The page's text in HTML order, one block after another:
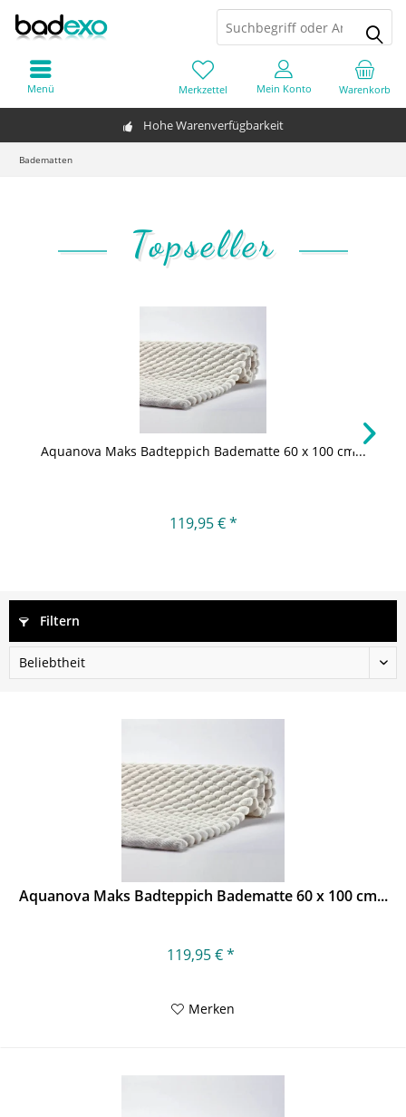
Hohe Warenverfügbarkeit
Warenkorb
Merkzettel Mein Konto
Menü
Badematten
Topseller
Aquanova Maks Badteppich Badematte 60 x 100 cm...
119,95 € *
Filtern
Aquanova Maks Badteppich Badematte 60 x 100 cm...
119,95 € *
Merken